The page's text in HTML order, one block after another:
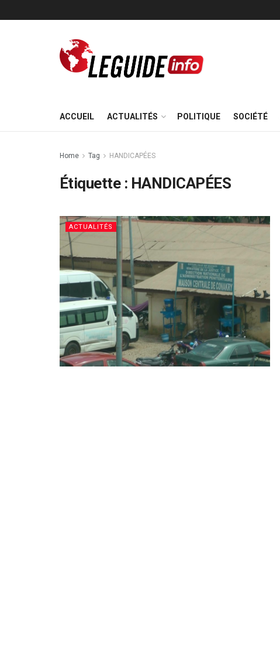
ACCUEIL ACTUALITÉS POLITIQUE SOCIÉTÉ
Home Tag HANDICAPÉES
Étiquette : HANDICAPÉES
ACTUALITÉS